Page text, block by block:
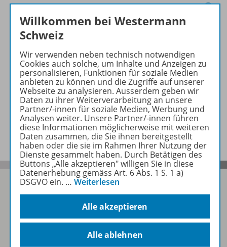
Produktinformationen
Beschreibung
Zugehörige Produkte
Benachrichtigungs-Service
Folgen Sie uns auf Social Media
Willkommen bei Westermann
Schweiz
Wir verwenden neben technisch notwendigen
Cookies auch solche, um Inhalte und Anzeigen zu
personalisieren, Funktionen für soziale Medien
anbieten zu können und die Zugriffe auf unserer
Webseite zu analysieren. Ausserdem geben wir
Daten zu ihrer Weiterverarbeitung an unsere
Partner/-innen für soziale Medien, Werbung und
Analysen weiter. Unsere Partner/-innen führen
diese Informationen möglicherweise mit weiteren
Daten zusammen, die Sie ihnen bereitgestellt
haben oder die sie im Rahmen Ihrer Nutzung der
Dienste gesammelt haben. Durch Betätigen des
Buttons „Alle akzeptieren" willigen Sie in diese
Datenerhebung gemäss Art. 6 Abs. 1 S. 1 a)
DSGVO ein. … Weiterlesen
Alle akzeptieren
Alle ablehnen